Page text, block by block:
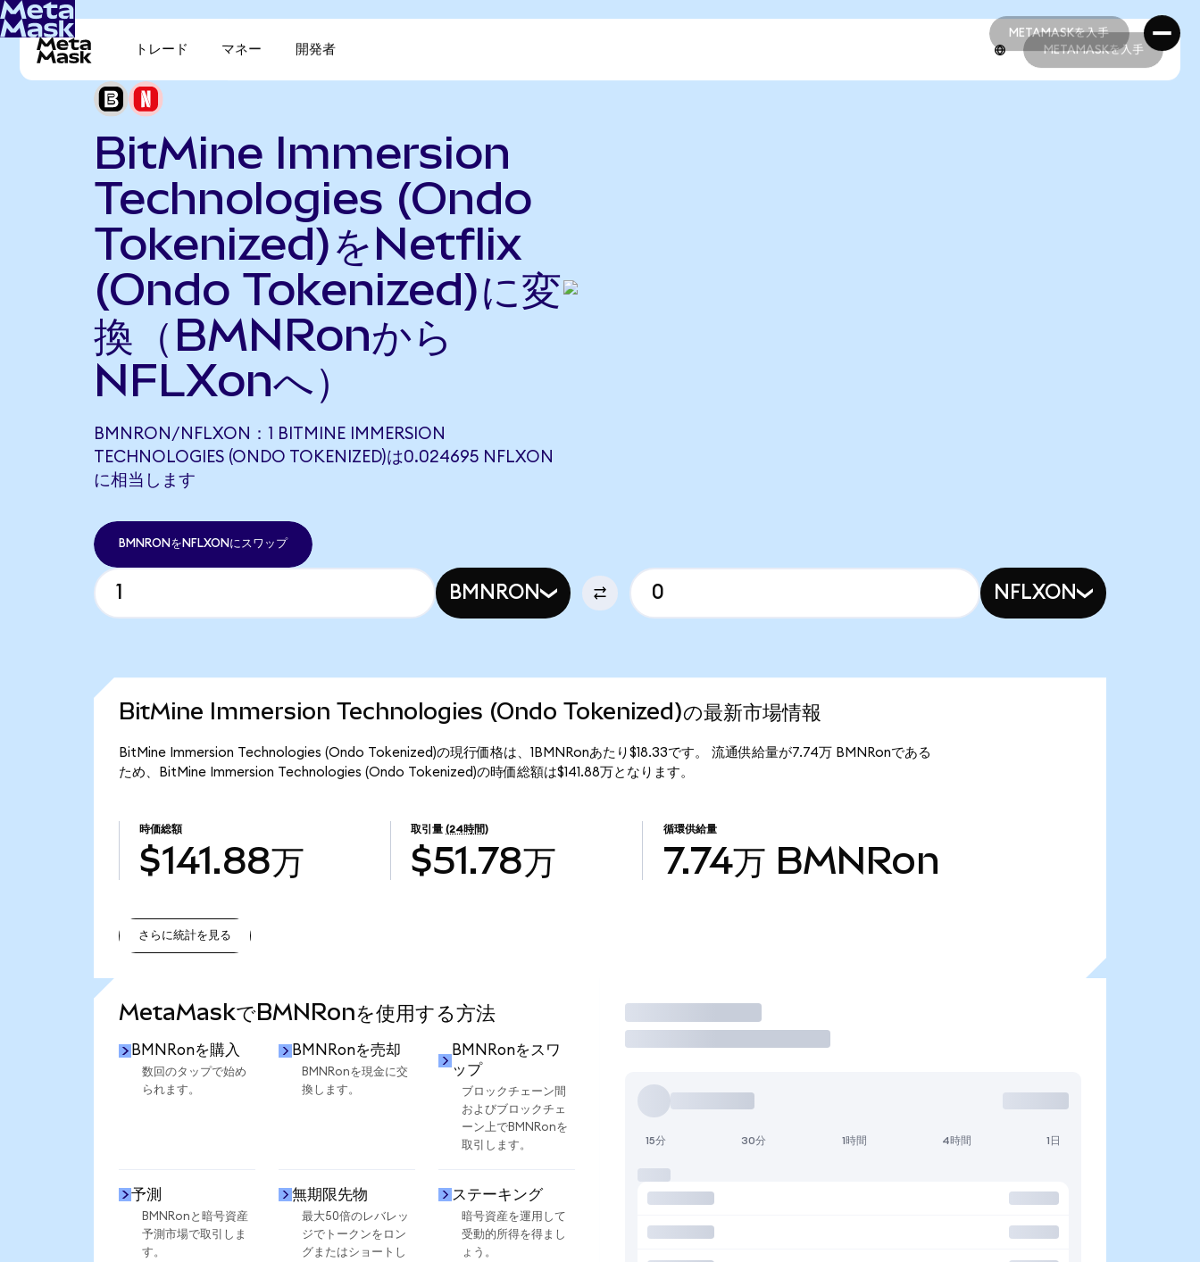
METAMASKを入手
METAMASKを入手
トレード マネー 開発者 METAMASKを入手
BitMine Immersion
Technologies (Ondo
Tokenized)をNetflix
(Ondo Tokenized)に変
換（BMNRonから
NFLXonへ）
BMNRON/NFLXON：1 BITMINE IMMERSION
TECHNOLOGIES (ONDO TOKENIZED)は0.024695 NFLXON
に相当します
BMNRONをNFLXONにスワップ
BMNRON NFLXON
BitMine Immersion Technologies (Ondo Tokenized)の最新市場情報
BitMine Immersion Technologies (Ondo Tokenized)の現行価格は、1BMNRonあたり$18.33です。 流通供給量が7.74万 BMNRonである
ため、BitMine Immersion Technologies (Ondo Tokenized)の時価総額は$141.88万となります。
時価総額
$141.88万
取引量 (24時間)
$51.78万
循環供給量
7.74万 BMNRon
さらに統計を見る
MetaMaskでBMNRonを使用する方法
BMNRonを購入
数回のタップで始め
られます。
BMNRonを売却
BMNRonを現金に交
換します。
BMNRonをスワ
ップ
ブロックチェーン間
およびブロックチェ
ーン上でBMNRonを
取引します。
予測
BMNRonと暗号資産
予測市場で取引しま
す。
無期限先物
最大50倍のレバレッ
ジでトークンをロン
グまたはショートし
ステーキング
暗号資産を運用して
受動的所得を得まし
ょう。
取引
15分 30分 1時間 4時間 1日